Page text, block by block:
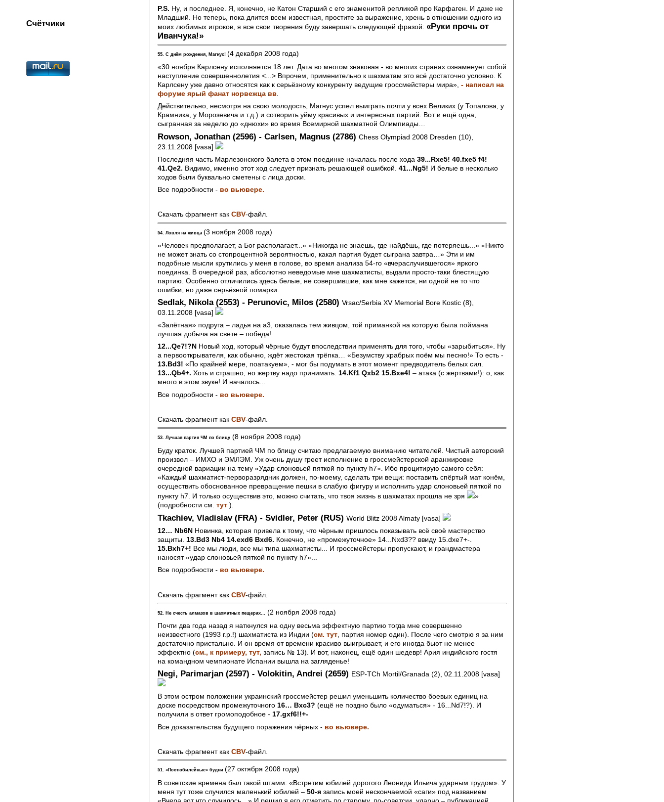
Счётчики
P.S. Ну, и последнее. Я, конечно, не Катон Старший с его знаменитой репликой про Карфаген. И даже не
Младший. Но теперь, пока длится всем известная, простите за выражение, хрень в отношении одного из
моих любимых игроков, я все свои творения буду завершать следующей фразой: «Руки прочь от
Иванчука!»
55. C днём рождения, Магнус! (4 декабря 2008 года)
«30 ноября Карлсену исполняется 18 лет. Дата во многом знаковая - во многих странах ознаменует собой
наступление совершеннолетия <...> Впрочем, применительно к шахматам это всё достаточно условно. К
Карлсену уже давно относятся как к серьёзному конкуренту ведущие гроссмейстеры мира», - написал на
форуме ярый фанат норвежца вв.
Действительно, несмотря на свою молодость, Магнус успел выиграть почти у всех Великих (у Топалова, у
Крамника, у Морозевича и т.д.) и сотворить уйму красивых и интересных партий. Вот и ещё одна,
сыгранная за неделю до «днюхи» во время Всемирной шахматной Олимпиады…
Rowson, Jonathan (2596) - Carlsen, Magnus (2786) Chess Olympiad 2008 Dresden (10),
23.11.2008 [vasa]
Последняя часть Марлезонского балета в этом поединке началась после хода 39...Rxe5! 40.fxe5 f4!
41.Qe2. Видимо, именно этот ход следует признать решающей ошибкой. 41...Ng5! И белые в несколько
ходов были буквально сметены с лица доски.
Все подробности - во вьювере.
Скачать фрагмент как CBV-файл.
54. Ловля на живца (3 ноября 2008 года)
«Человек предполагает, а Бог располагает...» «Никогда не знаешь, где найдёшь, где потеряешь...» «Никто
не может знать со стопроцентной вероятностью, какая партия будет сыграна завтра…» Эти и им
подобные мысли крутились у меня в голове, во время анализа 54-го «вчераслучившегося» яркого
поединка. В очередной раз, абсолютно неведомые мне шахматисты, выдали просто-таки блестящую
партию. Особенно отличились здесь белые, не совершившие, как мне кажется, ни одной не то что
ошибки, но даже серьёзной помарки.
Sedlak, Nikola (2553) - Perunovic, Milos (2580) Vrsac/Serbia XV Memorial Bore Kostic (8),
03.11.2008 [vasa]
«Залётная» подруга – ладья на а3, оказалась тем живцом, той приманкой на которую была поймана
лучшая добыча на свете – победа!
12...Qe7!?NНовый ход, который чёрные будут впоследствии применять для того, чтобы «зарыбиться». Ну
а первооткрывателя, как обычно, ждёт жестокая трёпка… «Безумству храбрых поём мы песню!» То есть -
13.Bd3! «По крайней мере, поатакуем», - мог бы подумать в этот момент предводитель белых сил.
13...Qb4+. Хоть и страшно, но жертву надо принимать. 14.Kf1 Qxb2 15.Bxe4! – атака (с жертвами!): о, как
много в этом звуке! И началось...
Все подробности - во вьювере.
Скачать фрагмент как CBV-файл.
53. Лучшая партия ЧМ по блицу(8 ноября 2008 года)
Буду краток. Лучшей партией ЧМ по блицу считаю предлагаемую вниманию читателей. Чистый авторский
произвол – ИМХО и ЭМЛЭМ. Уж очень душу греет исполнение в гроссмейстерской аранжировке
очередной вариации на тему «Удар слоновьей пяткой по пункту h7». Ибо процитирую самого себя:
«Каждый шахматист-перворазрядник должен, по-моему, сделать три вещи: поставить спёртый мат конём,
осуществить обоснованное превращение пешки в слабую фигуру и исполнить удар слоновьей пяткой по
пункту h7. И только осуществив это, можно считать, что твоя жизнь в шахматах прошла не зря
»
(подробности см. тут ).
Tkachiev, Vladislav (FRA) - Svidler, Peter (RUS) World Blitz 2008 Almaty [vasa]
12… Nb6NНовинка, которая привела к тому, что чёрным пришлось показывать всё своё мастерство
защиты. 13.Bd3 Nb4 14.exd6 Bxd6. Конечно, не «промежуточное» 14...Nxd3?? ввиду 15.dxe7+-.
15.Bxh7+! Все мы люди, все мы типа шахматисты... И гроссмейстеры пропускают, и грандмастера
наносят «удар слоновьей пяткой по пункту h7»...
Все подробности - во вьювере.
Скачать фрагмент как CBV-файл.
52. Не счесть алмазов в шахматных пещерах…
(2 ноября 2008 года)
Почти два года назад я наткнулся на одну весьма эффектную партию тогда мне совершенно
неизвестного (1993 г.р.!) шахматиста из Индии (см. тут, партия номер один). После чего смотрю я за ним
достаточно пристально. И он время от времени красиво выигрывает, и его иногда бьют не менее
эффектно (см., к примеру, тут, запись № 13). И вот, наконец, ещё один шедевр! Ария индийского гостя
на командном чемпионате Испании вышла на загляденье!
Negi, Parimarjan (2597) - Volokitin, Andrei (2659) ESP-TCh Mortil/Granada (2), 02.11.2008 [vasa]
В этом остром положении украинский гроссмейстер решил уменьшить количество боевых единиц на
доске посредством промежуточного 16… Bxc3? (ещё не поздно было «одуматься» - 16...Nd7!?). И
получили в ответ громоподобное - 17.gxf6!!+-
Все доказательства будущего поражения чёрных - во вьювере.
Скачать фрагмент как CBV-файл.
51. «Постюбилейные» будни (27 октября 2008 года)
В советские времена был такой штамм: «Встретим юбилей дорогого Леонида Ильича ударным трудом». У
меня тут тоже случился маленький юбилей – 50-язапись моей нескончаемой «саги» под названием
«Вчера вот что случилось…» И решил я его отметить по старому, по-советски, ударно – публикацией